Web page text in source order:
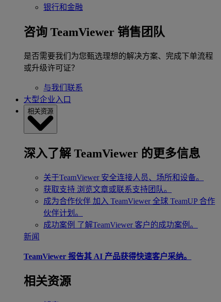
银行和金融
咨询 TeamViewer 销售团队
是否需要我们为您甄选理想的解决方案、完成下单流程
或升级许可证？
与我们联系
大型企业入口
相关资源
深入了解 TeamViewer 的更多信息
关于TeamViewer 安全连接人员、场所和设备。
获取支持 浏览文章或联系支持团队。
成为合作伙伴 加入 TeamViewer 全球 TeamUP 合作
伙伴计划。
成功案例 了解TeamViewer 客户的成功案例。
新闻
TeamViewer 报告其 AI 产品获得快速客户采纳。
相关资源